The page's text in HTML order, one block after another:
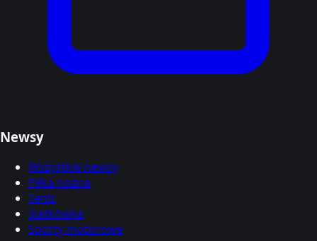
Newsy
Wszystkie newsy
Piłka nożna
Tenis
Siatkówka
Sporty motorowe